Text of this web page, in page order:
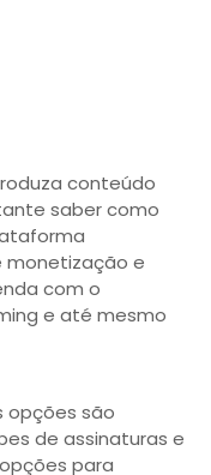
conteúdo
saber como
monetização e
com o
e até mesmo
opções são
de assinaturas e
para